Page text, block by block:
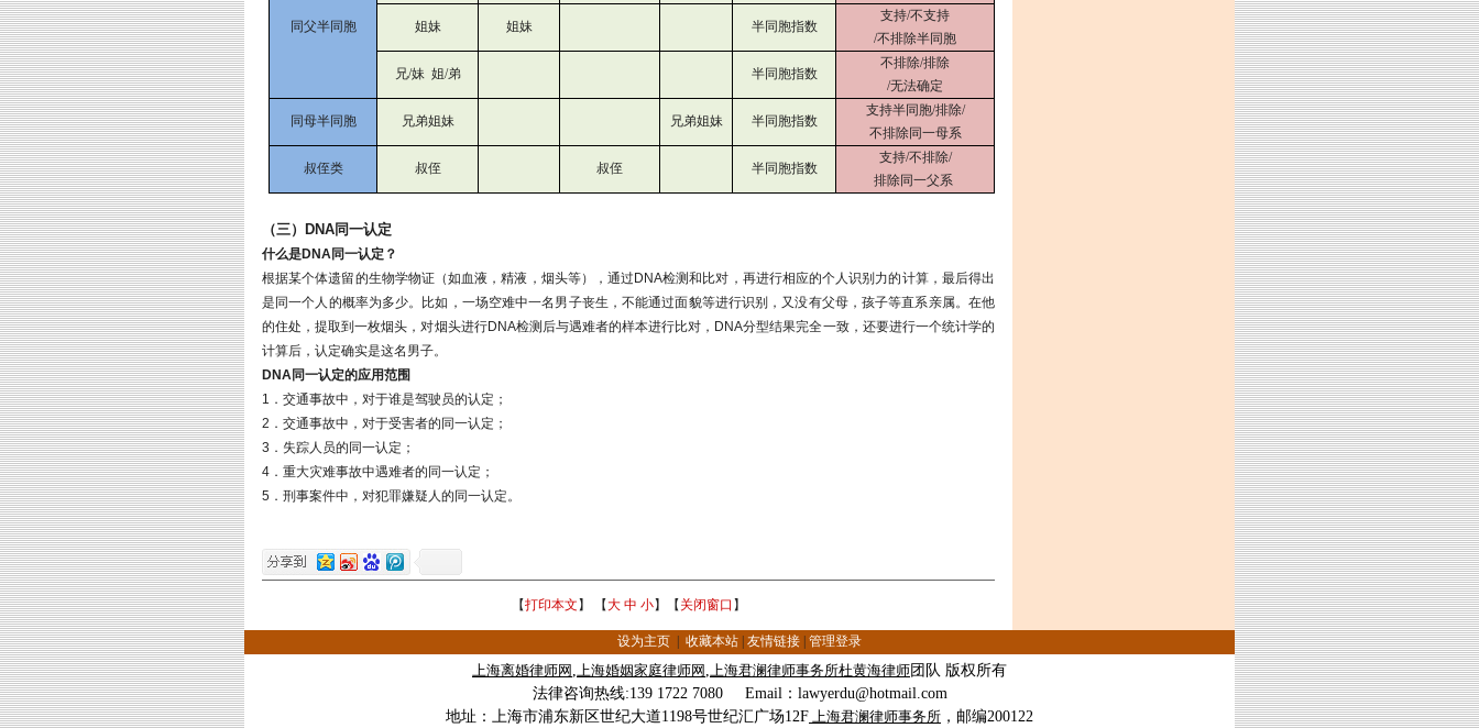
同父半同胞 姐妹 姐妹 半同胞指数
支持/不支持
/不排除半同胞
兄/妹 姐/弟 半同胞指数
不排除/排除
/无法确定
同母半同胞 兄弟姐妹 兄弟姐妹 半同胞指数
支持半同胞/排除/
不排除同一母系
叔侄类 叔侄 叔侄 半同胞指数
支持/不排除/
排除同一父系
（三）DNA同一认定
什么是DNA同一认定？
根据某个体遗留的生物学物证（如血液，精液，烟头等），通过DNA检测和比对，再进行相应的个人识别力的计算，最后得出
是同一个人的概率为多少。比如，一场空难中一名男子丧生，不能通过面貌等进行识别，又没有父母，孩子等直系亲属。在他
的住处，提取到一枚烟头，对烟头进行DNA检测后与遇难者的样本进行比对，DNA分型结果完全一致，还要进行一个统计学的
计算后，认定确实是这名男子。
DNA同一认定的应用范围
1．交通事故中，对于谁是驾驶员的认定；
2．交通事故中，对于受害者的同一认定；
3．失踪人员的同一认定；
4．重大灾难事故中遇难者的同一认定；
5．刑事案件中，对犯罪嫌疑人的同一认定。
【打印本文 】 【大 中 小】【 关闭窗口 】
设为主页 收藏本站 友情链接 管理登录
上海离婚律师网 ,上海婚姻家庭律师网 ,上海君澜律师事务所杜黄海律师团队 版权所有
法律咨询热线:139 1722 7080 Email： lawyerdu@hotmail.com
地址：上海市浦东新区世纪大道1198号世纪汇广场12F 上海君澜律师事务所 ，邮编200122